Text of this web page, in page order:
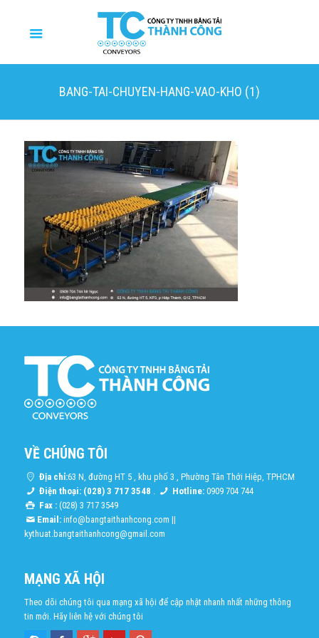
BANG-TAI-CHUYEN-HANG-VAO-KHO (1)
VỀ CHÚNG TÔI
Địa chỉ:63 N, đường HT 5 , khu phố 3 , Phường Tân Thới Hiệp, TPHCM
Điện thoại: (028) 3 717 3548 . Hotline: 0909 704 744
Fax :(028) 3 717 3549
Email: info@bangtaithanhcong.com ||
kythuat.bangtaithanhcong@gmail.com
MẠNG XÃ HỘI
Theo dõi chúng tôi qua mạng xã hội để cập nhật nhanh nhất những thông
tin mới. Hãy liên hệ với chúng tôi